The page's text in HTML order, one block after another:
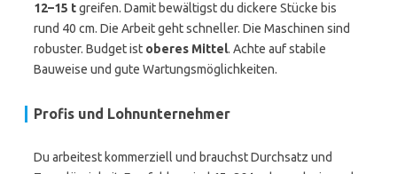
12–15 tgreifen. Damit bewältigst du dickere Stücke bis
rund 40 cm. Die Arbeit geht schneller. Die Maschinen sind
robuster. Budget ist oberes Mittel. Achte auf stabile
Bauweise und gute Wartungsmöglichkeiten.
Profis und Lohnunternehmer
Du arbeitest kommerziell und brauchst Durchsatz und